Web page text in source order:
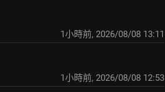
1小時前, 2026/08/08 13:11
1小時前, 2026/08/08 12:53